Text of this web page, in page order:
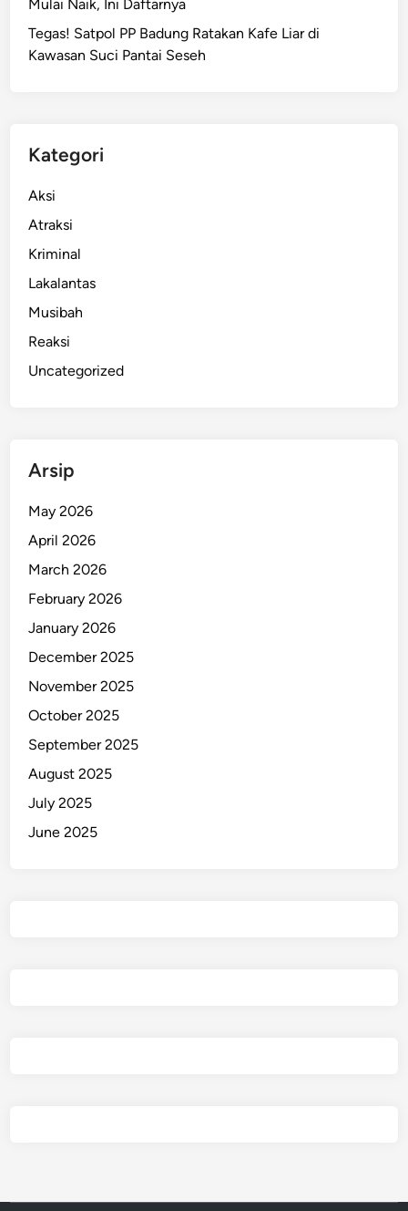
Mulai Naik, Ini Daftarnya
Tegas! Satpol PP Badung Ratakan Kafe Liar di
Kawasan Suci Pantai Seseh
Kategori
Aksi
Atraksi
Kriminal
Lakalantas
Musibah
Reaksi
Uncategorized
Arsip
May 2026
April 2026
March 2026
February 2026
January 2026
December 2025
November 2025
October 2025
September 2025
August 2025
July 2025
June 2025